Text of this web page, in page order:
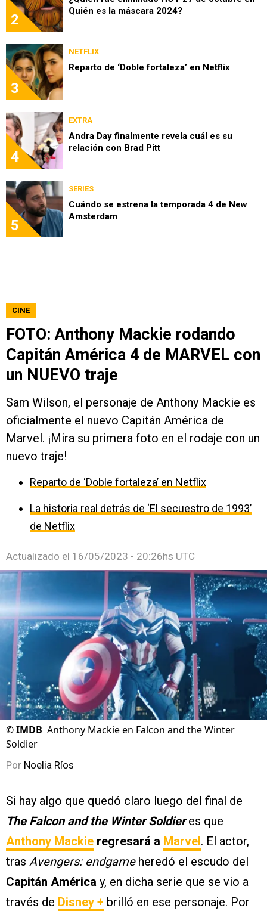
2
Quién es la máscara 2024?
3
NETFLIX
Reparto de ‘Doble fortaleza’ en Netflix
4
EXTRA
Andra Day finalmente revela cuál es su
relación con Brad Pitt
5
SERIES
Cuándo se estrena la temporada 4 de New
Amsterdam
CINE
FOTO: Anthony Mackie rodando
Capitán América 4 de MARVEL con
un NUEVO traje
Sam Wilson, el personaje de Anthony Mackie es
oficialmente el nuevo Capitán América de
Marvel. ¡Mira su primera foto en el rodaje con un
nuevo traje!
Reparto de ‘Doble fortaleza’ en Netflix
La historia real detrás de ‘El secuestro de 1993’
de Netflix
Actualizado el 16/05/2023 - 20:26hs UTC
©IMDB Anthony Mackie en Falcon and the Winter
Soldier
Por Noelia Ríos
Si hay algo que quedó claro luego del final de
The Falcon and the Winter Soldieres que
Anthony Mackie regresará a Marvel. El actor,
tras Avengers: endgame heredó el escudo del
Capitán América y, en dicha serie que se vio a
través de Disney + brilló en ese personaje. Por